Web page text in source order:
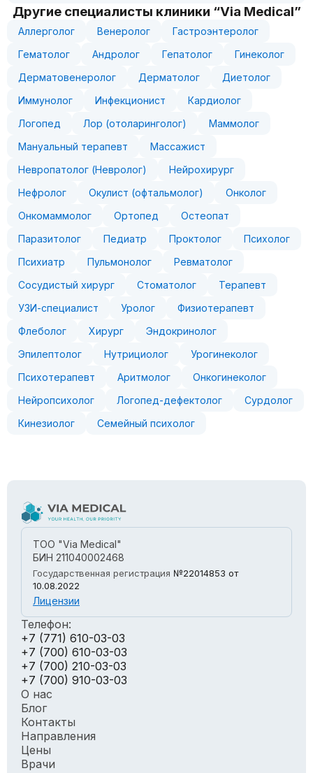
Другие специалисты клиники “Via Medical”
Аллерголог Венеролог
Гастроэнтеролог
Гематолог
Андролог Гепатолог
Гинеколог
Дерматовенеролог
Дерматолог
Диетолог
Иммунолог
Инфекционист
Кардиолог
Логопед
Лор (отоларинголог)
Маммолог
Мануальный терапевт
Массажист
Невропатолог (Невролог)
Нейрохирург
Нефролог
Окулист (офтальмолог)
Онколог
Онкомаммолог
Ортопед
Остеопат
Паразитолог
Педиатр Проктолог
Психолог
Психиатр
Пульмонолог
Ревматолог
Сосудистый хирург
Стоматолог
Терапевт
УЗИ-специалист
Уролог
Физиотерапевт
Флеболог
Хирург
Эндокринолог
Эпилептолог
Нутрициолог
Урогинеколог
Психотерапевт
Аритмолог
Онкогинеколог
Нейропсихолог
Логопед-дефектолог
Сурдолог
Кинезиолог
Семейный психолог
ТОО "Via Medical"
БИН 211040002468
Государственная регистрация №22014853 от
10.08.2022
Лицензии
Телефон:
+7 (771) 610-03-03
+7 (700) 610-03-03
+7 (700) 210-03-03
+7 (700) 910-03-03
О нас
Блог
Контакты
Направления
Цены
Врачи